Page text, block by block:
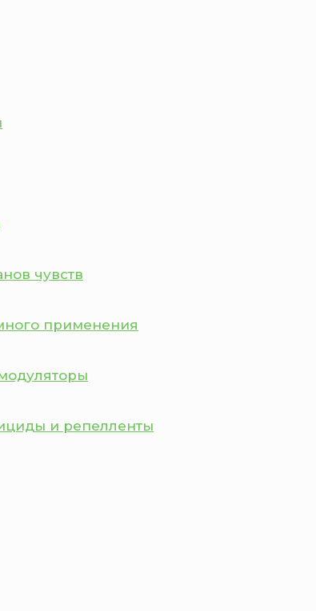
чувств
применения
и репелленты